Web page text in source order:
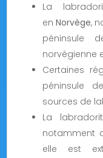
La
enNorvège,
péninsule
norvégienne
Certaines
péninsule
sources de
La
notamment
elle est